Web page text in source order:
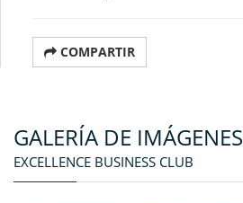
COMPARTIR
GALERÍA DE IMÁGENES
EXCELLENCE BUSINESS CLUB